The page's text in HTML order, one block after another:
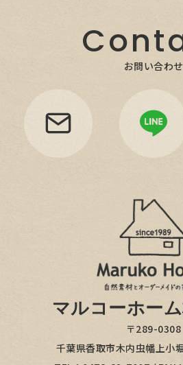
お問い合わせ
マルコーホー
〒289-0308
千葉県香取市木内虫幡上小